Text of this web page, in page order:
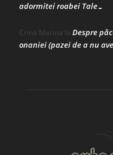
adormitei roabei Tale…
Crina Marina la Despre
onaniei (pazei de a nu